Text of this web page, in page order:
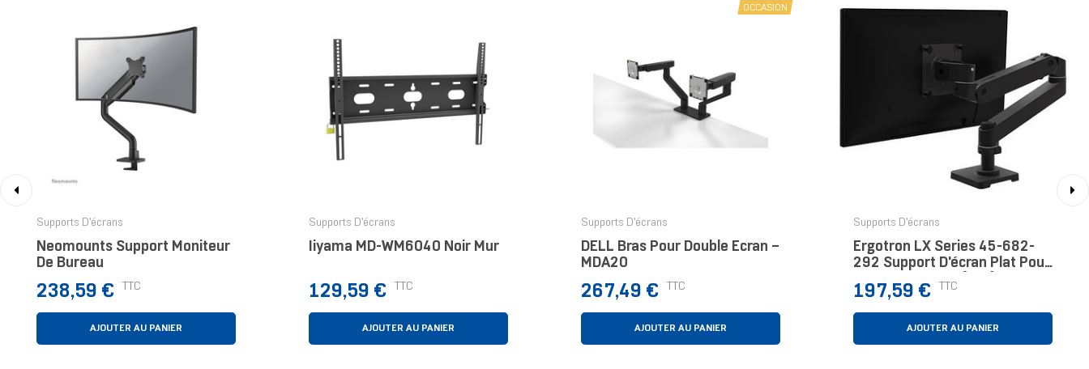
Supports D'écrans
Neomounts Support Moniteur
De Bureau
Prix
238,59 € TTC
AJOUTER AU PANIER
Supports D'écrans
Iiyama MD-WM6040 Noir Mur
Prix
129,59 € TTC
AJOUTER AU PANIER
OCCASION
Supports D'écrans
DELL Bras Pour Double Écran –
MDA20
Prix
267,49 € TTC
AJOUTER AU PANIER
Supports D'écrans
Ergotron LX Series 45-682-
292 Support D'écran Plat Pour
Bureau 86,4 Cm (34") Noir
Prix
197,59 € TTC
AJOUTER AU PANIER